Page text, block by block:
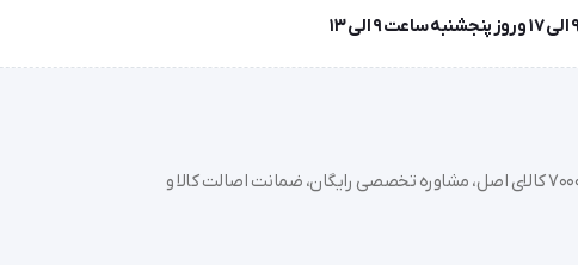
خرید تجهیزات پزشکی عمده و جزئی با بهترین قیمت از سدان مد؛ بیش از 7000 کالای اصل، مشاوره تخصصی رایگان، ضمانت اصالت کالا و